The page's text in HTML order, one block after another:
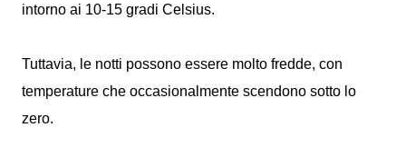
intorno ai 10-15 gradi Celsius.
Tuttavia, le notti possono essere molto fredde, con
temperature che occasionalmente scendono sotto lo
zero.